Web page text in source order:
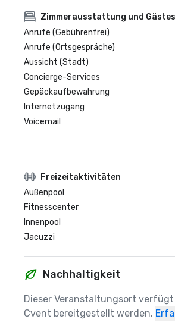
Zimmerausstattung und
Anrufe (Gebührenfrei)
Anrufe (Ortsgespräche)
Aussicht (Stadt)
Concierge-Services
Gepäckaufbewahrung
Internetzugang
Voicemail
Freizeitaktivitäten
Außenpool
Fitnesscenter
Innenpool
Jacuzzi
Nachhaltigkeit
Dieser Veranstaltungsort
Cvent bereitgestellt werden.